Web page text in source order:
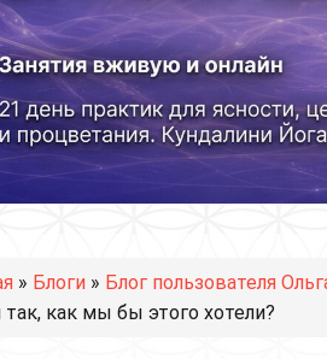
» Блоги » Блог пользователя
как мы бы этого хотели?